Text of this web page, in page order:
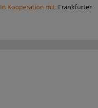
In Kooperation mit: Frankfurter